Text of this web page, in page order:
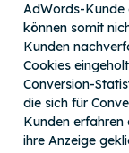
AdWords-Kunde
können somit
Kunden
Cookies
Conversion-
die sich für
Kunden
ihre Anzeige